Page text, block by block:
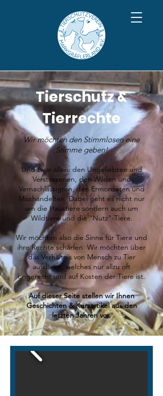
Tierschutz &
Tierrechte
Wir möchten den Stimmlosen eine
Stimme geben!
Und zwar allen: den Ungeliebten und
Verstossenen, den Wilden und
Vernachlässigten, den Ermordeten und
Misshandelten. Dabei geht es nicht nur
um die Haustiere sondern auch um
Wildtiere und die "Nutz"-Tiere.
Wir möchten also die Sinne für Tiere und
ihre Rechte schärfen. Wir möchten über
das Verhältnis von Mensch zu Tier
aufklären, welches nur allzu oft
ungerecht und auf Kosten der Tiere ist.
Auf dieser Seite stellen wir Ihnen
Geschichten & Kurzartikel aus den
letzten Jahren vor.